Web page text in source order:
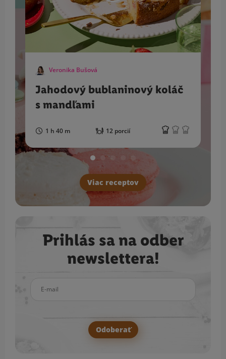
Veronika Bušová
Jahodový bublaninový koláč
s mandľami
1 h 40 m 12 porcií
Viac receptov
Prihlás sa na odber
newslettera!
Odoberať